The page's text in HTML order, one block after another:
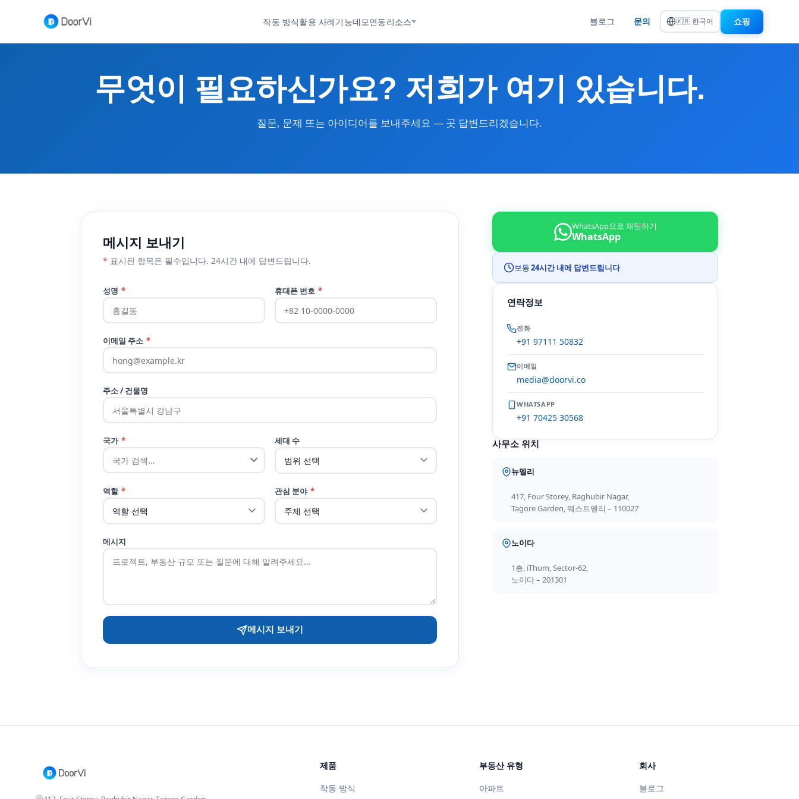
작동 방식활용 사례기능데모연동리소스 블로그 문의 🇰🇷 한국어 쇼핑
무엇이 필요하신가요? 저희가 여기 있습니다.
질문, 문제 또는 아이디어를 보내주세요 — 곳 답변드리겠습니다.
메시지 보내기
* 표시된 항목은 필수입니다. 24시간 내에 답변드립니다.
성명 * 휴대폰 번호 *
이메일 주소 *
주소 / 건물명
국가 * 세대 수
역할 * 관심 분야 *
메시지
메시지 보내기
WhatsApp으로 채팅하기
WhatsApp
보통24시간 내에 답변드립니다
연락정보
전화
+91 97111 50832
이메일
media@doorvi.co
WHATSAPP
+91 70425 30568
사무소 위치
뉴델리
417, Four Storey, Raghubir Nagar,
Tagore Garden, 웨스트델리 – 110027
노이다
1층, iThum, Sector-62,
노이다 – 201301
제품
작동 방식
부동산 유형
아파트
회사
블로그